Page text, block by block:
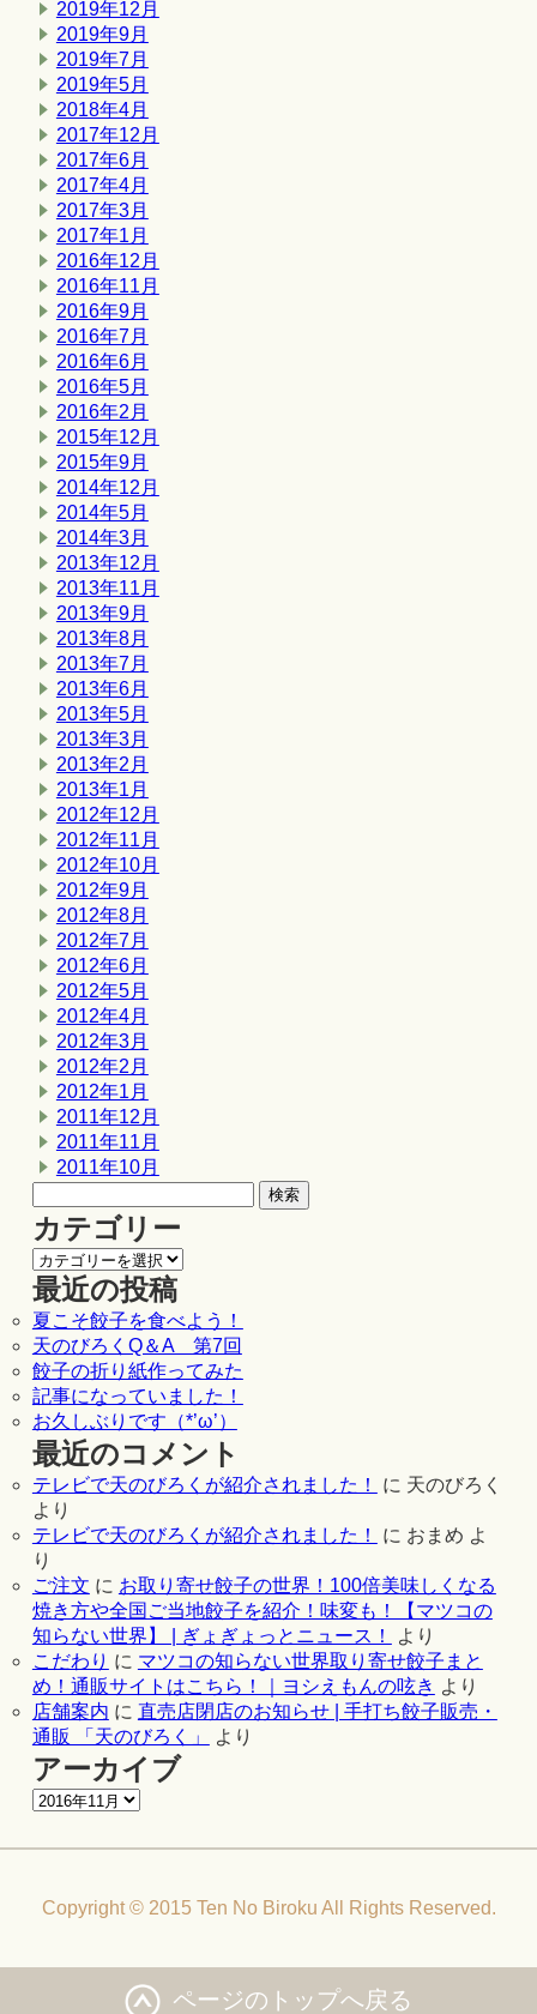
2019年12月
2019年9月
2019年7月
2019年5月
2018年4月
2017年12月
2017年6月
2017年4月
2017年3月
2017年1月
2016年12月
2016年11月
2016年9月
2016年7月
2016年6月
2016年5月
2016年2月
2015年12月
2015年9月
2014年12月
2014年5月
2014年3月
2013年12月
2013年11月
2013年9月
2013年8月
2013年7月
2013年6月
2013年5月
2013年3月
2013年2月
2013年1月
2012年12月
2012年11月
2012年10月
2012年9月
2012年8月
2012年7月
2012年6月
2012年5月
2012年4月
2012年3月
2012年2月
2012年1月
2011年12月
2011年11月
2011年10月
カテゴリー
最近の投稿
夏こそ餃子を食べよう！
天のびろくQ＆A 第7回
餃子の折り紙作ってみた
記事になっていました！
お久しぶりです（*’ω’）
最近のコメント
テレビで天のびろくが紹介されました！ に 天のびろく
より
テレビで天のびろくが紹介されました！
に おまめ よ
り
ご注文 に お取り寄せ餃子の世界！100倍美味しくなる
焼き方や全国ご当地餃子を紹介！味変も！【マツコの
知らない世界】 | ぎょぎょっとニュース！
より
こだわり に マツコの知らない世界取り寄せ餃子まと
め！通販サイトはこちら！｜ヨシえもんの呟き より
店舗案内 に 直売店閉店のお知らせ | 手打ち餃子販売・
通販 「天のびろく」
より
アーカイブ
Copyright © 2015 Ten No Biroku All Rights Reserved.
ページのトップへ戻る